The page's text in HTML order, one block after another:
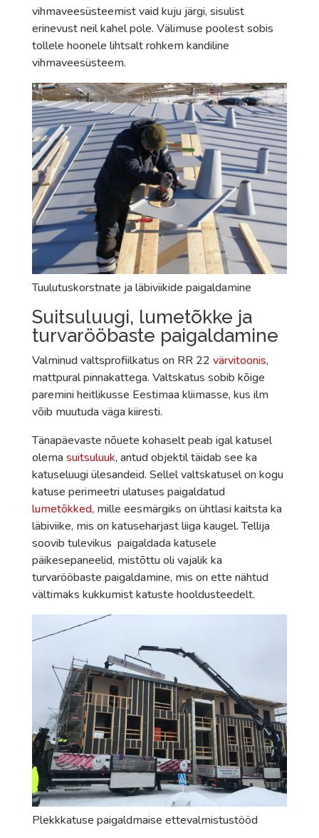
vihmaveesüsteemist vaid kuju järgi, sisulist
erinevust neil kahel pole. Välimuse poolest sobis
tollele hoonele lihtsalt rohkem kandiline
vihmaveesüsteem.
Tuulutuskorstnate ja läbiviikide paigaldamine
Suitsuluugi, lumetõkke ja
turvarööbaste paigaldamine
Valminud valtsprofiilkatus on RR 22 värvitoonis,
mattpural pinnakattega. Valtskatus sobib kõige
paremini heitlikusse Eestimaa kliimasse, kus ilm
võib muutuda väga kiiresti.
Tänapäevaste nõuete kohaselt peab igal katusel
olemasuitsuluuk, antud objektil täidab see ka
katuseluugi ülesandeid. Sellel valtskatusel on kogu
katuse perimeetri ulatuses paigaldatud
lumetõkked, mille eesmärgiks on ühtlasi kaitsta ka
läbiviike, mis on katuseharjast liiga kaugel. Tellija
soovib tulevikus paigaldada katusele
päikesepaneelid, mistõttu oli vajalik ka
turvarööbaste paigaldamine, mis on ette nähtud
vältimaks kukkumist katuste hooldusteedelt.
Plekkkatuse paigaldmaise ettevalmistustööd